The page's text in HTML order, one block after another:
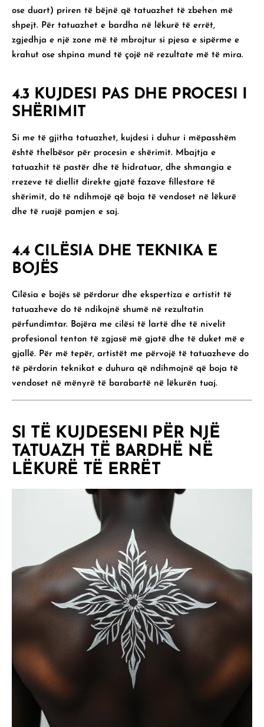
ose duart) priren të bëjnë që tatuazhet të zbehen më
shpejt. Për tatuazhet e bardha në lëkurë të errët,
zgjedhja e një zone më të mbrojtur si pjesa e sipërme e
krahut ose shpina mund të çojë në rezultate më të mira.
4.3 KUJDESI PAS DHE PROCESI I
SHËRIMIT
Si me të gjitha tatuazhet, kujdesi i duhur i mëpasshëm
është thelbësor për procesin e shërimit. Mbajtja e
tatuazhit të pastër dhe të hidratuar, dhe shmangia e
rrezeve të diellit direkte gjatë fazave fillestare të
shërimit, do të ndihmojë që boja të vendoset në lëkurë
dhe të ruajë pamjen e saj.
4.4 CILËSIA DHE TEKNIKA E
BOJËS
Cilësia e bojës së përdorur dhe ekspertiza e artistit të
tatuazheve do të ndikojnë shumë në rezultatin
përfundimtar. Bojëra me cilësi të lartë dhe të nivelit
profesional tenton të zgjasë më gjatë dhe të duket më e
gjallë. Për më tepër, artistët me përvojë të tatuazheve do
të përdorin teknikat e duhura që ndihmojnë që boja të
vendoset në mënyrë të barabartë në lëkurën tuaj.
SI TË KUJDESENI PËR NJË
TATUAZH TË BARDHË NË
LËKURË TË ERRËT